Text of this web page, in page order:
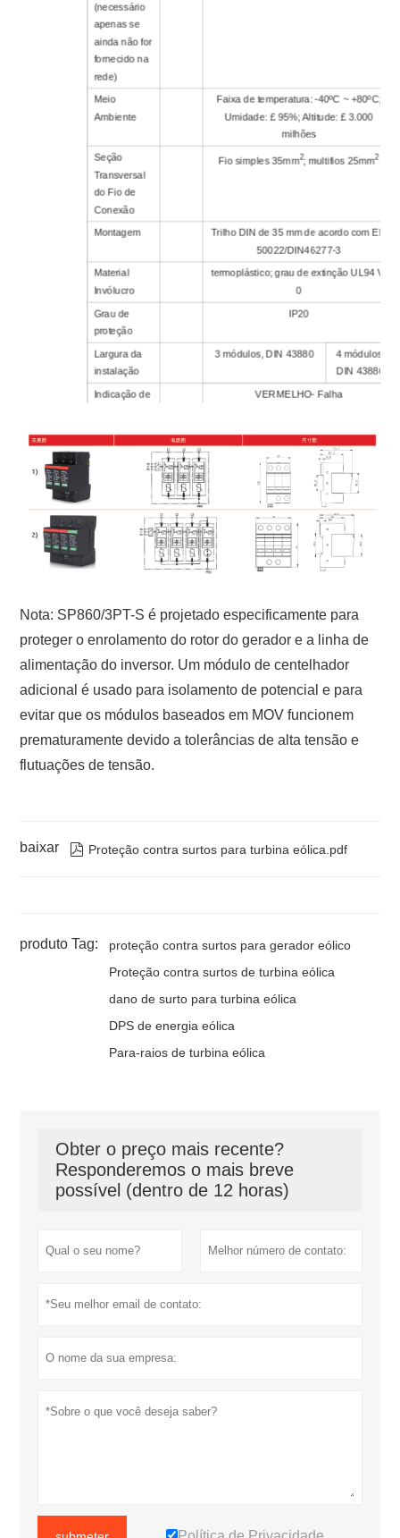
(necessário
apenas se
ainda não for
fornecido na
rede)
Meio
Ambiente
Faixa de temperatura: -40ºC ~ +80ºC;
Umidade: £ 95%; Altitude: £ 3.000
milhões
Seção
Transversal
do Fio de
Conexão
Fio simples 35mm2; multifios 25mm2
Montagem
Trilho DIN de 35 mm de acordo com EN
50022/DIN46277-3
Material
Invólucro
termoplástico; grau de extinção UL94 V-
0
Grau de
proteção
IP20
Largura da
instalação
3 módulos, DIN 43880 4 módulos,
DIN 43880
Indicação de
VERMELHO- Falha
Contato de
Sim
certificação
ISTO
Diagrama 2
Dados Adicionais para Contatos de Alarme Remoto
Alarme
de
comutação
/EU
75V/0,5A
fio de
Máx. 1,5 mm (ou # 16AWG)
Nota: SP860/3PT-S é projetado especificamente para
proteger o enrolamento do rotor do gerador e a linha de
alimentação do inversor. Um módulo de centelhador
adicional é usado para isolamento de potencial e para
evitar que os módulos baseados em MOV funcionem
prematuramente devido a tolerâncias de alta tensão e
flutuações de tensão.
baixar  Proteção contra surtos para turbina eólica.pdf
produto Tag:
proteção contra surtos para gerador eólico
Proteção contra surtos de turbina eólica
dano de surto para turbina eólica
DPS de energia eólica
Para-raios de turbina eólica
Obter o preço mais recente?
Responderemos o mais breve
possível (dentro de 12 horas)